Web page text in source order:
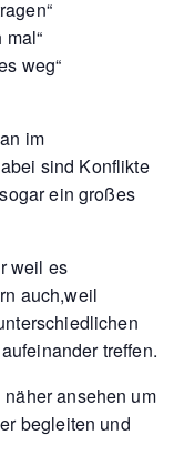
weg“
im
sind Konflikte
ein großes
weil es
auch,weil
treffen.
ansehen um
begleiten und